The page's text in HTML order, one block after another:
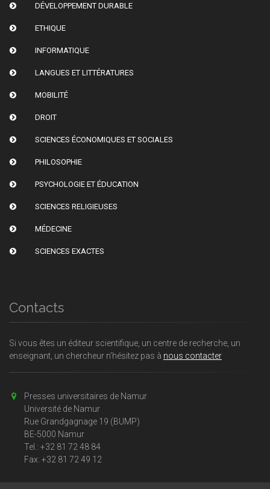
DÉVELOPPEMENT DURABLE
ETHIQUE
INFORMATIQUE
LANGUES ET LITTÉRATURES
MOBILITÉ
DROIT
SCIENCES ÉCONOMIQUES ET SOCIALES
PHILOSOPHIE
PSYCHOLOGIE ET ÉDUCATION
SCIENCES RELIGIEUSES
MÉDECINE
SCIENCES EXACTES
Contacts
Si vous êtes un éditeur scientifique, un centre de recherche, un
enseignant, un chercheur n'hésitez pas à nous contacter
Presses universitaires de Namur
Université de Namur
Rue Grandgagnage 19 (BUMP)
BE-5000 Namur
Tel.: +32 81 72 48 84
Fax: +32 81 72 49 12